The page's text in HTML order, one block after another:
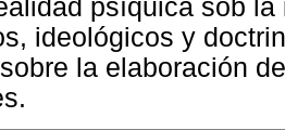
psíquica sob
ideológicos y
la elaboración